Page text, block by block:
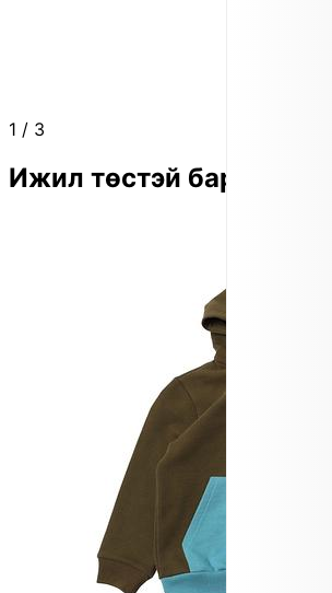
1 / 3
Ижил төстэй бараа